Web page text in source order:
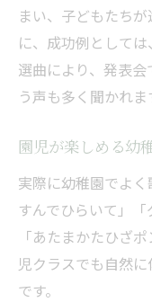
まい、子どもたち
に、成功例として
選曲により、発表
う声も多く聞かれま
園児が楽しめる幼
実際に幼稚園でよ
すんでひらいて」「
「あたまかたひざ
児クラスでも自然
です。